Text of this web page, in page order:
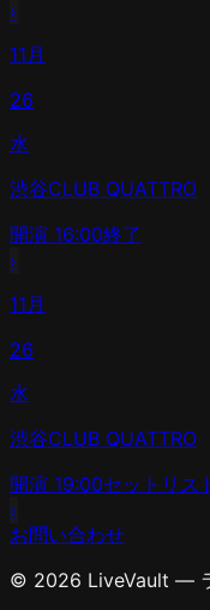
›
11月
26
水
渋谷CLUB QUATTRO
開演 16:00終了
›
11月
26
水
渋谷CLUB QUATTRO
開演 19:00セットリス
›
お問い合わせ
© 2026 LiveVault —